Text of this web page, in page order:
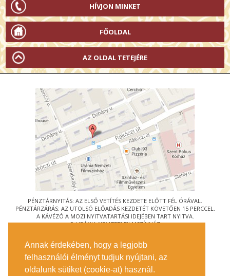
Annak érdekében, hogy a legjobb
felhasználói élményt tudjuk nyújtani, az
oldalunk sütiket (cookie-at) használ.
HÍVJON MINKET
FŐOLDAL
AZ OLDAL TETEJÉRE
PÉNZTÁRNYITÁS: AZ ELSŐ VETÍTÉS KEZDETE ELŐTT FÉL ÓRÁVAL.
PÉNZTÁRZÁRÁS: AZ UTOLSÓ ELŐADÁS KEZDETÉT KÖVETŐEN 15 PERCCEL.
A KÁVÉZÓ A MOZI NYITVATARTÁSI IDEJÉBEN TART NYITVA.
© URÁNIA NEMZETI FILMSZÍNHÁZ
1088 BUDAPEST, RÁKÓCZI ÚT 21.
MEGKÖZELÍTÉS
JEGYINFORMÁCIÓ